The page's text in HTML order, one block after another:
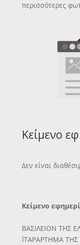
περισσότερες
Κείμενο
Δεν είναι
Κείμενο
ΒΑΣΙΛΕΙΟΝ ΤΗΣ
ΪΤΑΡΑΡΤΗΜΑ